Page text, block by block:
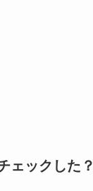
ェックした？